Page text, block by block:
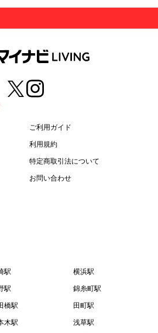
。
第１章第１条で規定する当社が運
意味します。
章第２条に規定する本サービスを
す。
社が運営する本サービスに関する
第１条に基づき会員登録が完了し
利用中に当社が登録を求めた情報
味します。
会員による本サービスの利用の促
を意味します。
ン注文書を意味します。
ご利用ガイド
利用規約
特定商取引法について
お問い合わせ
駅 横浜駅
駅 錦糸町駅
橋駅 田町駅
木駅 浅草駅